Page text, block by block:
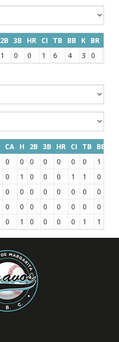
2B 3B HR CI TB BB K BR
1 0 0 1 6 4 3 0
CA H 2B 3B HR CI TB BB
0 0 0 0 0 0 0 1
0 1 0 0 0 1 1 0
0 0 0 0 0 0 0 0
0 0 0 0 0 0 0 0
0 1 0 0 0 0 1 1